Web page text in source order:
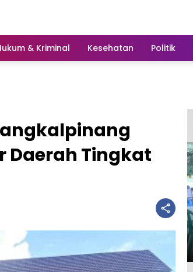
& Kriminal Kesehatan Politik
Daerah Tingkat